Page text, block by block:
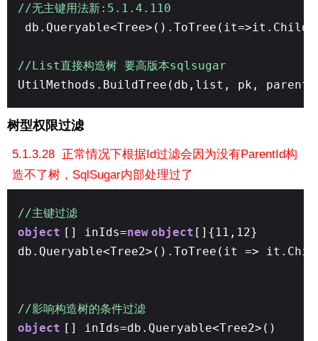
//无主键用法新:5.1.4.110
//List直接构造树 要高版本sqlsugar
UtilMethods.BuildTree(db,list, pk,
树型权限过滤
5.1.3.28 正常情况下根据Id过滤会因为没有ParentId构
造不了树，SqlSugar内部处理过了
//主键过滤
object [] inIds=new object []{11,12}
db.Queryable<Tree2>().ToTree(it =>
//影响构造树的条件过滤
object [] inIds=db.Queryable<Tree2>()